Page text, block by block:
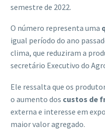
semestre de 2022.
O número representa uma
igual período do ano
clima, que reduziram a
secretário Executivo do
Ele ressalta que os
o aumento dos custos de
externa e interesse em
maior valor agregado.